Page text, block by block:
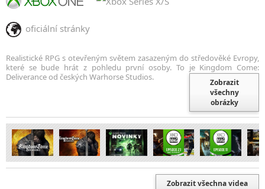
oficiální stránky
Realistické RPG s otevřeným světem zasazeným do středověké Evropy,
které se bude hrát z pohledu první osoby. To je Kingdom Come:
Deliverance od českých Warhorse Studios.
Zobrazit
všechny
obrázky
Zobrazit všechna videa